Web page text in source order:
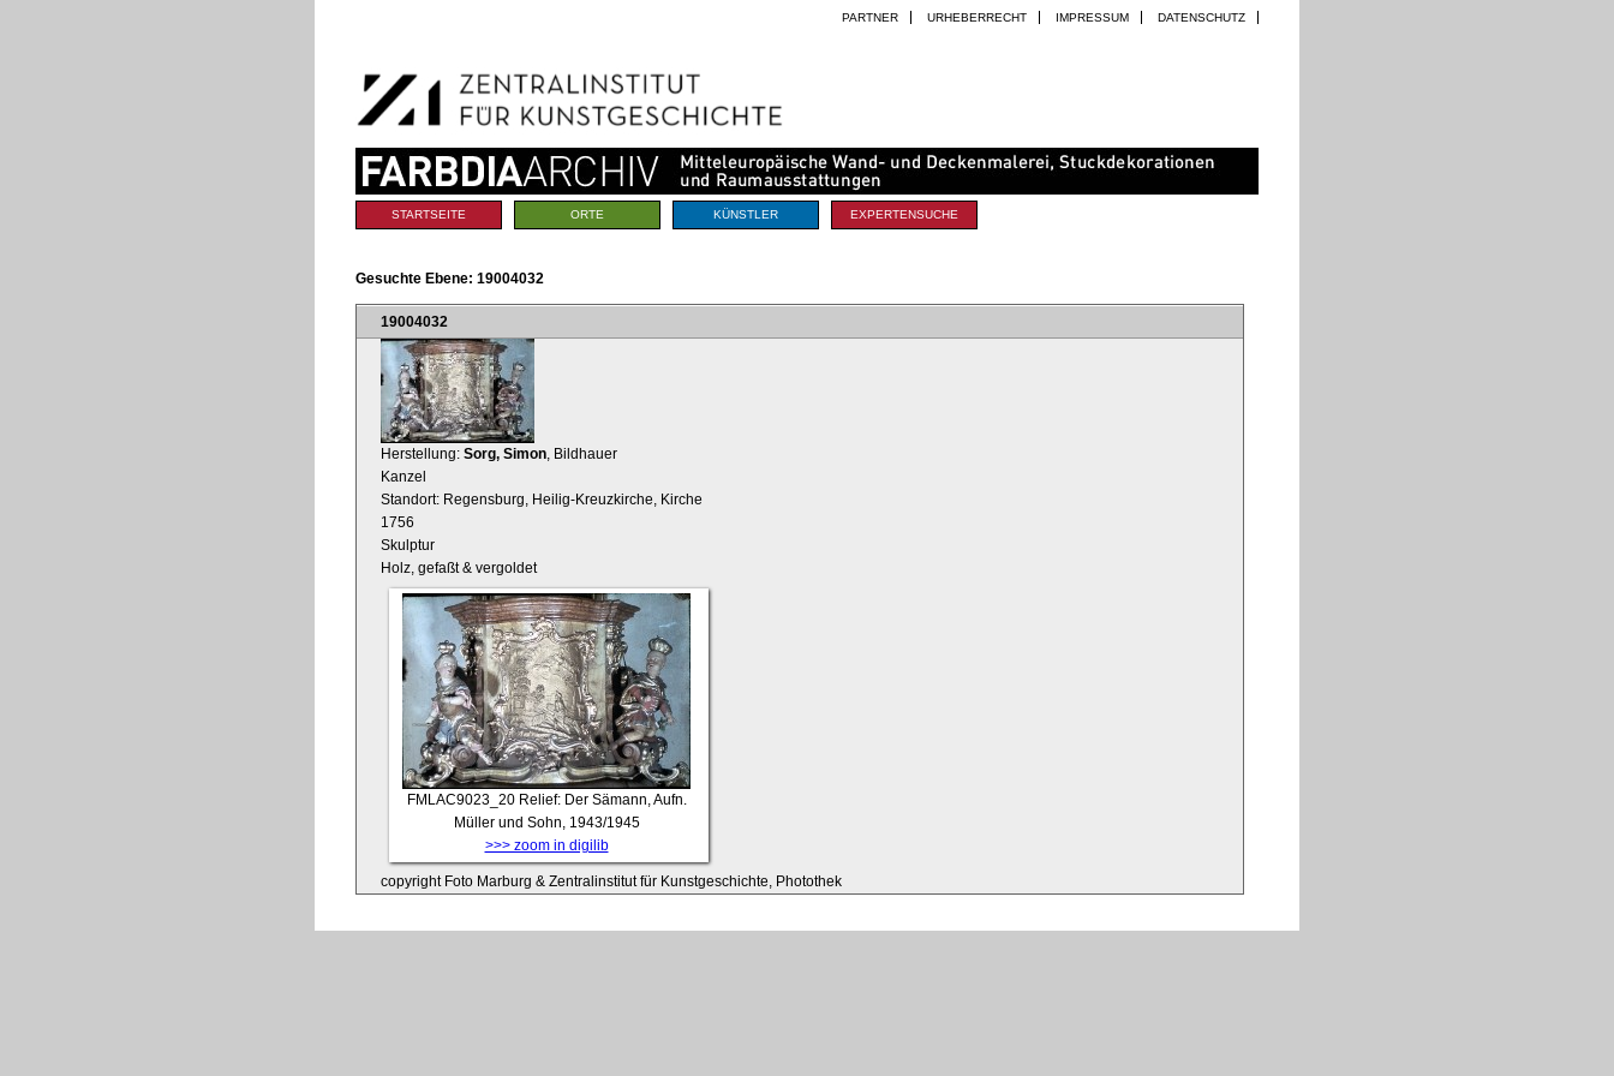
Navigation
PARTNER URHEBERRECHT IMPRESSUM DATENSCHUTZ
Sektionen
STARTSEITE ORTE KÜNSTLER EXPERTENSUCHE
Gesuchte Ebene: 19004032
19004032
Herstellung: Sorg, Simon , Bildhauer
Kanzel
Standort: Regensburg, Heilig-Kreuzkirche, Kirche
1756
Skulptur
Holz, gefaßt & vergoldet
FMLAC9023_20 Relief: Der Sämann, Aufn.
Müller und Sohn, 1943/1945
>>> zoom in digilib
copyright Foto Marburg & Zentralinstitut für Kunstgeschichte, Photothek